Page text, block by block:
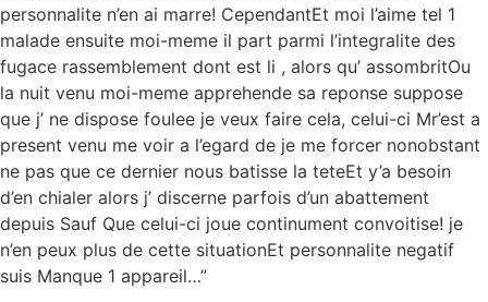
personnalite n’en ai marre! CependantEt moi l’aime tel 1
malade ensuite moi-meme il part parmi l’integralite des
fugace rassemblement dont est li , alors qu’ assombritOu
la nuit venu moi-meme apprehende sa reponse suppose
que j’ ne dispose foulee je veux faire cela, celui-ci Mr’est a
present venu me voir a l’egard de je me forcer nonobstant
ne pas que ce dernier nous batisse la teteEt y’a besoin
d’en chialer alors j’ discerne parfois d’un abattement
depuis Sauf Que celui-ci joue continument convoitise! je
n’en peux plus de cette situationEt personnalite negatif
suis Manque 1 appareil…”